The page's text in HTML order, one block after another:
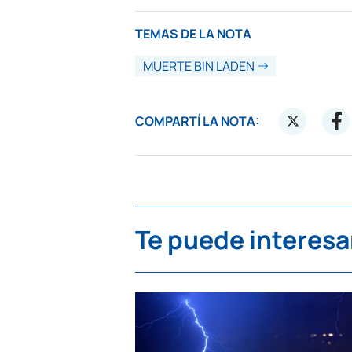
TEMAS DE LA NOTA
MUERTE BIN LADEN
COMPARTÍ LA NOTA:
Te puede